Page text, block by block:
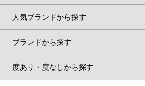
人気ブランドから探す
ブランドから探す
度あり・度なしから探す